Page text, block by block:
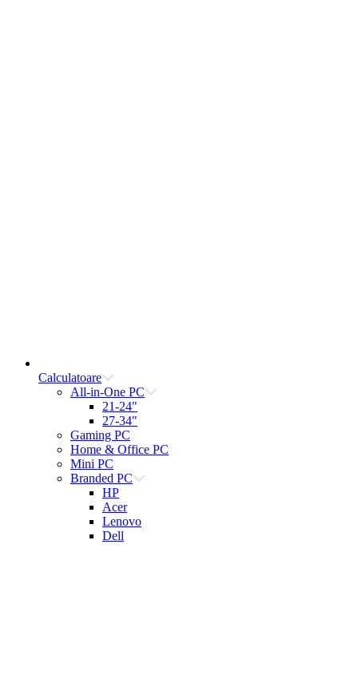
Calculatoare
All-in-One PC
21-24"
27-34"
Gaming PC
Home & Office PC
Mini PC
Branded PC
HP
Acer
Lenovo
Dell